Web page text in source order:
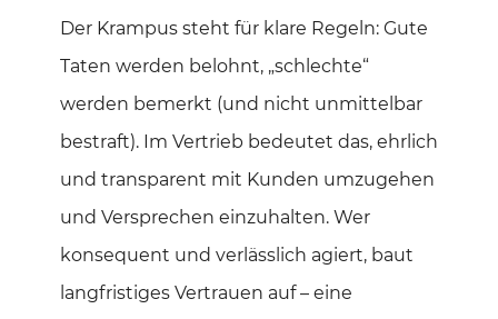
Der Krampus steht für klare Regeln: Gute
Taten werden belohnt, „schlechte“
werden bemerkt (und nicht unmittelbar
bestraft). Im Vertrieb bedeutet das, ehrlich
und transparent mit Kunden umzugehen
und Versprechen einzuhalten. Wer
konsequent und verlässlich agiert, baut
langfristiges Vertrauen auf – eine